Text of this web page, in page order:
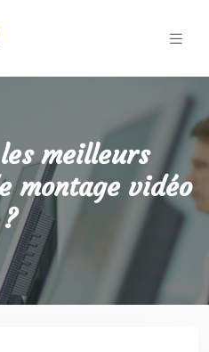
meilleurs
montage vidéo
?